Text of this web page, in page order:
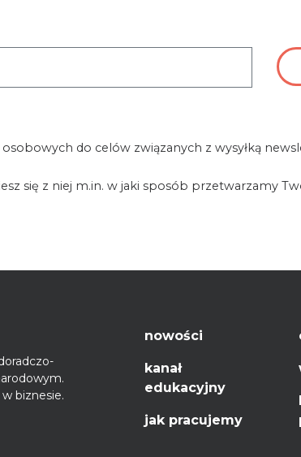
do celów związanych z wysyłką
się z niej m.in. w jaki sposób przetwarzamy
biznesie.
nowości
kanał
edukacyjny
jak pracujemy